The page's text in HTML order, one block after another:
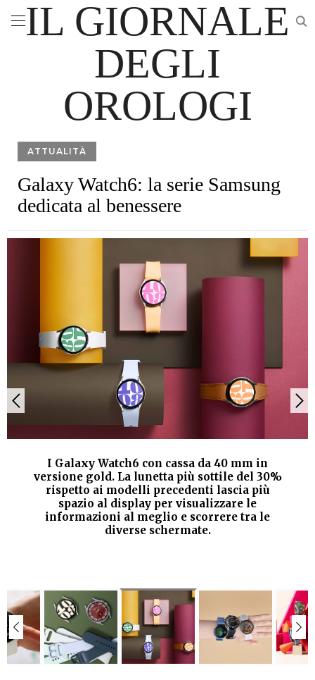
IL GIORNALE
DEGLI
OROLOGI
ATTUALITÀ
Galaxy Watch6: la serie Samsung
dedicata al benessere
I Galaxy Watch6 con cassa da 40 mm in
versione gold. La lunetta più sottile del 30%
rispetto ai modelli precedenti lascia più
spazio al display per visualizzare le
informazioni al meglio e scorrere tra le
diverse schermate.